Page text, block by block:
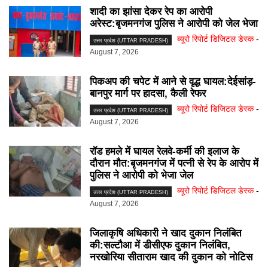
शादी का झांसा देकर रेप का आरोपी
अरेस्ट:बृजमनगंज पुलिस ने आरोपी को जेल भेजा
उत्तर प्रदेश (UTTAR PRADESH) ब्यूरो रिपोर्ट डिजिटल डेस्क -
August 7, 2026
पिकअप की चपेट में आने से वृद्ध घायल:देईसांड़-
बानपुर मार्ग पर हादसा, कैली रेफर
उत्तर प्रदेश (UTTAR PRADESH) ब्यूरो रिपोर्ट डिजिटल डेस्क -
August 7, 2026
रॉड हमले में घायल रेलवे-कर्मी की इलाज के
दौरान मौत:बृजमनगंज में पत्नी से रेप के आरोप में
पुलिस ने आरोपी को भेजा जेल
उत्तर प्रदेश (UTTAR PRADESH) ब्यूरो रिपोर्ट डिजिटल डेस्क -
August 7, 2026
जिलाकृषि अधिकारी ने खाद दुकान निलंबित
की:सल्टौआ में डीसीएफ दुकान निलंबित,
नरखोरिया सीताराम खाद की दुकान को नोटिस